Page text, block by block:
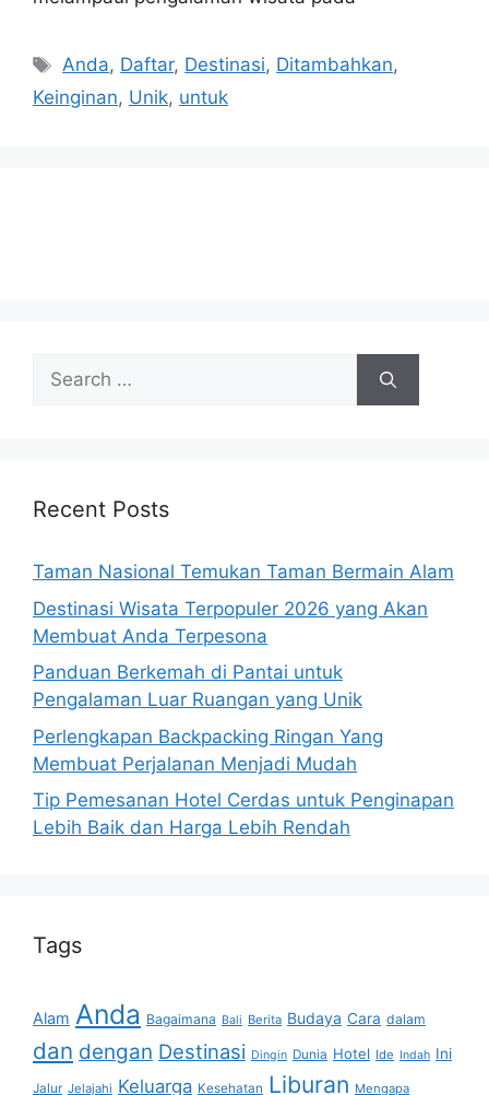
Tags
Anda, Daftar, Destinasi, Ditambahkan,
Keinginan, Unik, untuk
Search
for:
Recent Posts
Taman Nasional Temukan Taman Bermain Alam
Destinasi Wisata Terpopuler 2026 yang Akan
Membuat Anda Terpesona
Panduan Berkemah di Pantai untuk
Pengalaman Luar Ruangan yang Unik
Perlengkapan Backpacking Ringan Yang
Membuat Perjalanan Menjadi Mudah
Tip Pemesanan Hotel Cerdas untuk Penginapan
Lebih Baik dan Harga Lebih Rendah
Tags
Alam Anda Bagaimana Bali Berita Budaya Cara dalam
dan dengan Destinasi Dingin Dunia Hotel Ide Indah Ini
Jalur Jelajahi Keluarga Kesehatan Liburan Mengapa